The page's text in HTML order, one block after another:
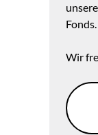
Fonds.
Wir